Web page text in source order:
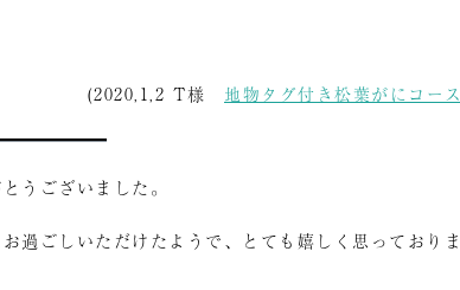
(2020,1,2 T様 地物タグ付き松葉がにコー
うございました。
過ごしいただけたようで、とても嬉しく思っており